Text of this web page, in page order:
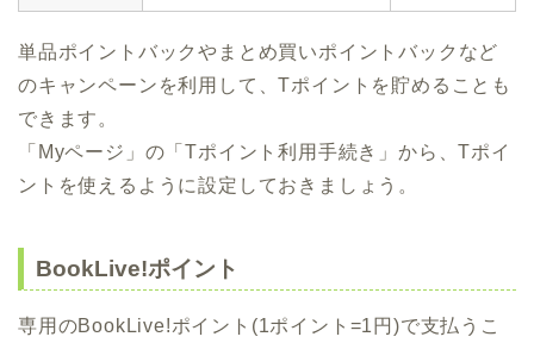
単品ポイントバックやまとめ買いポイントバックなど
のキャンペーンを利用して、Tポイントを貯めることも
できます。
「Myページ」の「Tポイント利用手続き」から、Tポイ
ントを使えるように設定しておきましょう。
BookLive!ポイント
専用のBookLive!ポイント(1ポイント=1円)で支払うこ